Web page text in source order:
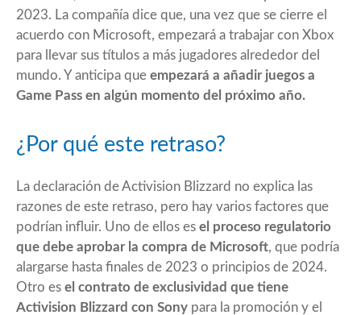
2023. La compañía dice que, una vez que se cierre el
acuerdo con Microsoft, empezará a trabajar con Xbox
para llevar sus títulos a más jugadores alrededor del
mundo. Y anticipa que empezará a añadir juegos a
Game Pass en algún momento del próximo año.
¿Por qué este retraso?
La declaración de Activision Blizzard no explica las
razones de este retraso, pero hay varios factores que
podrían influir. Uno de ellos es el proceso regulatorio
que debe aprobar la compra de Microsoft, que podría
alargarse hasta finales de 2023 o principios de 2024.
Otro es el contrato de exclusividad que tiene
Activision Blizzard con Sony para la promoción y el